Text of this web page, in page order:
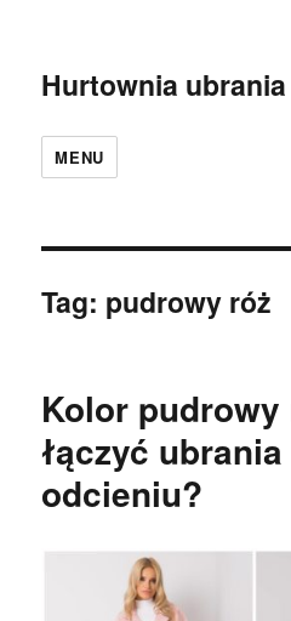
Hurtownia
MENU
Tag: pudrowy róż
Kolor pudrowy
łączyć
odcieniu?